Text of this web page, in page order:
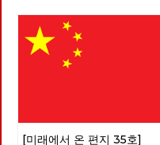
을 고민할 수밖에 없도록 합니
다. 이상기온으로 급속히 녹아내
리는 빙하와 폭탄처럼 쏟아지는
폭우는 지구의 내일이 더욱 암담
할 것이라고 경고하고 있습니다.
의 체제와 삶의 양식이고, 그래
서 늦었지만 지금이라도 현재의
[미래에서 온 편지 35호]